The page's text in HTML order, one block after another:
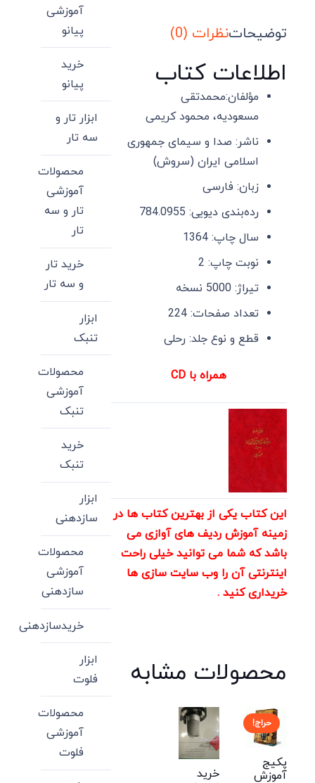
توضیحاتنظرات (0)
اطلاعات کتاب
مؤلفان:محمدتقی
مسعودیه، محمود کریمی
ناشر: صدا و سیمای جمهوری
اسلامی ایران (سروش)
زبان: فارسی
رده‌بندی دیویی:
سال چاپ:
نوبت چاپ:
تیراژ:
تعداد صفحات:
قطع و نوع جلد: رحلی
همراه با CD
این کتاب یکی از بهترین کتاب ها در
زمینه آموزش ردیف های آوازی می
باشد که شما می توانید خیلی راحت
اینترنتی آن را وب سایت سازی ها
خریداری کنید .
محصولات مشابه
حراج!
پکیج
آموزش
خرید
آموزشی
پیانو
خرید
پیانو
ابزار تار و
سه تار
محصولات
آموزشی
تار و سه
تار
خرید تار
و سه تار
ابزار
تنبک
محصولات
آموزشی
تنبک
خرید
تنبک
ابزار
سازدهنی
محصولات
آموزشی
سازدهنی
خریدسازدهنی
ابزار
فلوت
محصولات
آموزشی
فلوت